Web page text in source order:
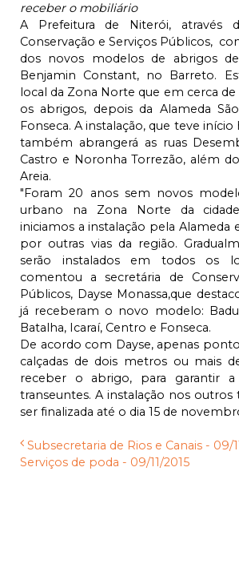
receber o mobiliário
A Prefeitura de Niterói, através
Conservação e Serviços Públicos,
dos novos modelos de abrigos
Benjamin Constant, no Barreto.
local da Zona Norte que em cerca
os abrigos, depois da Alameda
Fonseca. A instalação, que teve início
também abrangerá as ruas
Castro e Noronha Torrezão, além
Areia.
"Foram 20 anos sem novos
urbano na Zona Norte da
iniciamos a instalação pela Alameda
por outras vias da região.
serão instalados em todos os
comentou a secretária de
Públicos, Dayse Monassa,que
já receberam o novo modelo:
Batalha, Icaraí, Centro e Fonseca.
De acordo com Dayse, apenas
calçadas de dois metros ou mais
receber o abrigo, para garantir a
transeuntes. A instalação nos
ser finalizada até o dia 15 de
Subsecretaria de Rios e Canais - 09/
Serviços de poda - 09/11/2015